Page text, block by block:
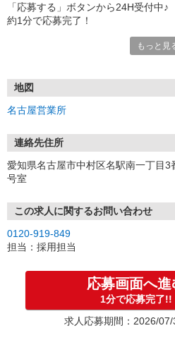
「応募する」ボタンから24H受付中♪
約1分で応募完了！
①応募から3営業日を目安に、メール
★スマホでWEB面接（LINEなど）・
す
③面接実施（履歴書不要）
④勤務開始（スタート日は応相談）
お気軽にご応募ください♪
もっと見
地図
名古屋営業所
連絡先住所
愛知県名古屋市中村区名駅南一丁目
号室
この求人に関するお問い合わせ
0120-919-849
担当：採用担当
応募画面へ進
1分で応募完了!!
求人応募期間：2026/